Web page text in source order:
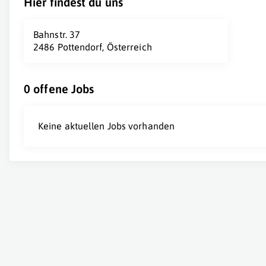
Bahnstr. 37
2486 Pottendorf, Österreich
0 offene Jobs
Keine aktuellen Jobs vorhanden